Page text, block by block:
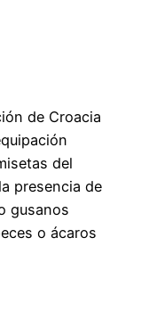
de Croacia
del
presencia de
gusanos
o ácaros